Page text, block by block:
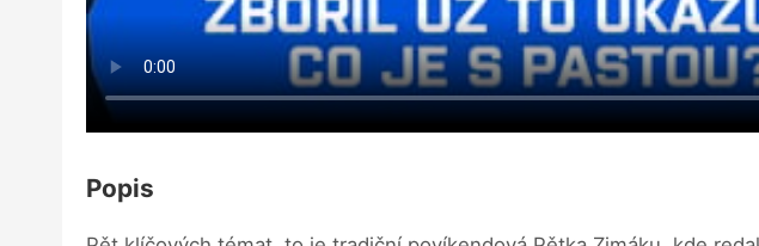
Popis